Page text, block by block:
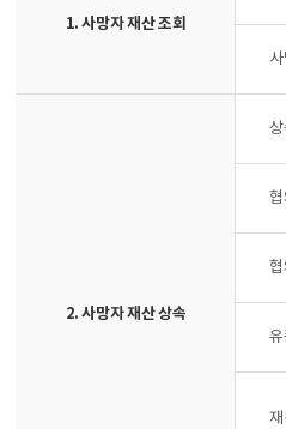
1. 사망자 재산 조회
2. 사망자 재산 상속
상
유
재